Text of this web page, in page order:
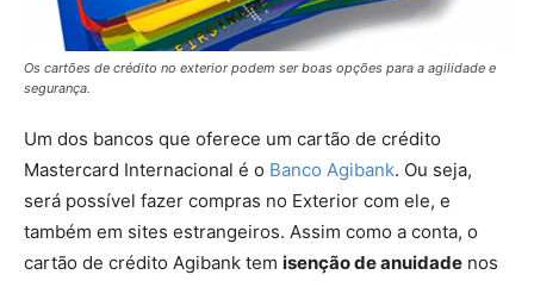
Os cartões de crédito no exterior podem ser boas opções para a agilidade e
segurança.
Um dos bancos que oferece um cartão de crédito
Mastercard Internacional é o Banco Agibank. Ou seja,
será possível fazer compras no Exterior com ele, e
também em sites estrangeiros. Assim como a conta, o
cartão de crédito Agibank tem isenção de anuidade nos